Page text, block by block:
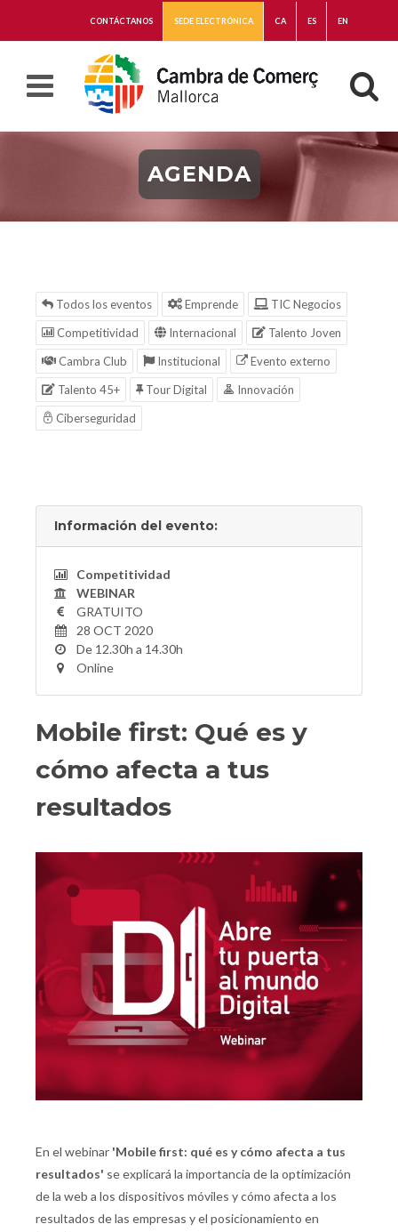
CONTÁCTANOS SEDE ELECTRÓNICA CA ES EN
AGENDA
Todos los eventos Emprende
TIC Negocios
Competitividad
Internacional
Talento Joven
Cambra Club
Institucional
Evento externo
Talento 45+
Tour Digital
Innovación
Ciberseguridad
Información del evento:
Competitividad
WEBINAR
GRATUITO
28 OCT 2020
De 12.30h a 14.30h
Online
Mobile first: Qué es y
cómo afecta a tus
resultados
En el webinar 'Mobile first: qué es y cómo afecta a tus
resultados' se explicará la importancia de la optimización
de la web a los dispositivos móviles y cómo afecta a los
resultados de las empresas y el posicionamiento en